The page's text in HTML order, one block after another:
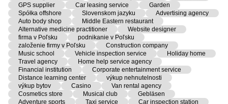
GPS supplier
Car leasing service
Garden
Spółka offshore
Slovenskom jazyku
Advertising agency
Auto body shop
Middle Eastern restaurant
Alternative medicine practitioner
Website designer
firma v Poľsku
podnikanie v Poľsku
založenie firmy v Poľsku
Construction company
Music school
Vehicle inspection service
Holiday home
Travel agency
Home help service agency
Financial institution
Corporate entertainment service
Distance learning center
výkup nehnutelnosti
výkup bytov
Casino
Van rental agency
Cosmetics store
Musical club
Gebläsen
Adventure sports
Taxi service
Car inspection station